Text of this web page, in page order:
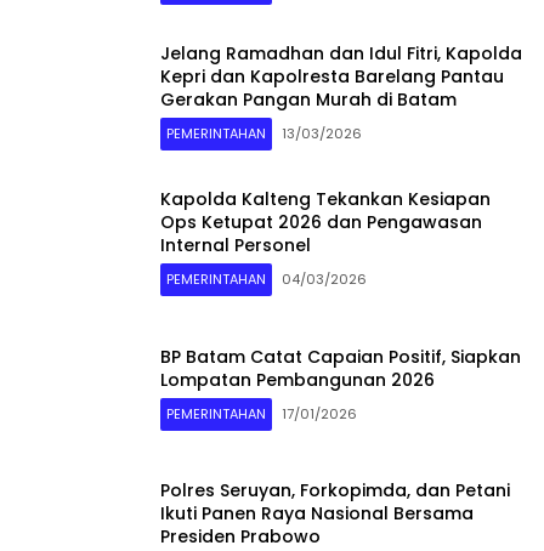
Jelang Ramadhan dan Idul Fitri, Kapolda
Kepri dan Kapolresta Barelang Pantau
Gerakan Pangan Murah di Batam
PEMERINTAHAN 13/03/2026
Kapolda Kalteng Tekankan Kesiapan
Ops Ketupat 2026 dan Pengawasan
Internal Personel
PEMERINTAHAN 04/03/2026
BP Batam Catat Capaian Positif, Siapkan
Lompatan Pembangunan 2026
PEMERINTAHAN 17/01/2026
Polres Seruyan, Forkopimda, dan Petani
Ikuti Panen Raya Nasional Bersama
Presiden Prabowo